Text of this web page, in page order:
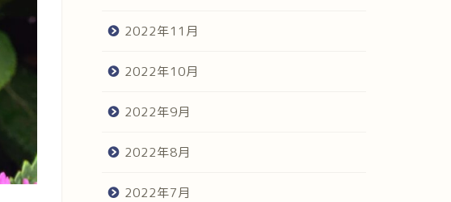
2022年11月
2022年10月
2022年9月
2022年8月
2022年7月